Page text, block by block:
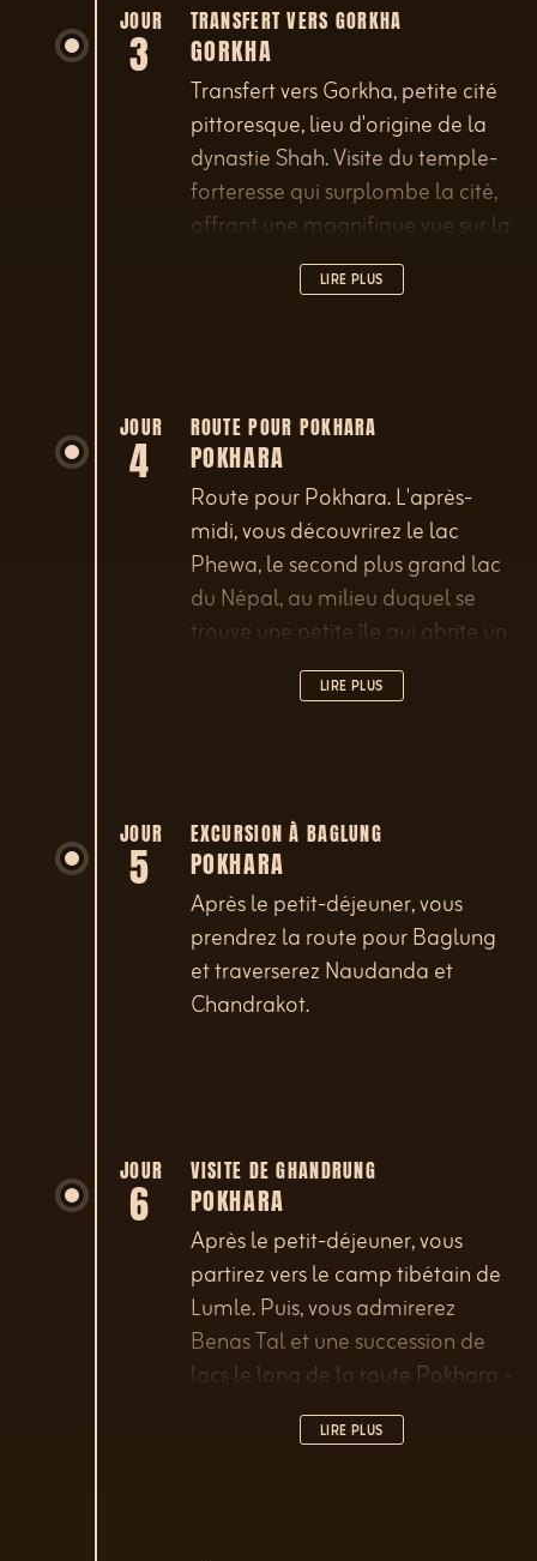
JOUR
3
TRANSFERT VERS GORKHA
GORKHA
Transfert vers Gorkha, petite cité
pittoresque, lieu d'origine de la
dynastie Shah. Visite du temple-
forteresse qui surplombe la cité,
offrant une magnifique vue sur la
vallée et l'Himalaya. Dîner et nuit
LIRE PLUS
JOUR
4
ROUTE POUR POKHARA
POKHARA
Route pour Pokhara. L'après-
midi, vous découvrirez le lac
Phewa, le second plus grand lac
du Népal, au milieu duquel se
trouve une petite île qui abrite un
tombeau indien dédié à la
déesse Barahi. Ensuite, vous vous
journée par les grottes de
Mahendra.
LIRE PLUS
JOUR
5
EXCURSION À BAGLUNG
POKHARA
Après le petit-déjeuner, vous
prendrez la route pour Baglung
et traverserez Naudanda et
Chandrakot.
JOUR
6
VISITE DE GHANDRUNG
POKHARA
Après le petit-déjeuner, vous
partirez vers le camp tibétain de
Lumle. Puis, vous admirerez
Benas Tal et une succession de
lacs le long de la route Pokhara -
LIRE PLUS